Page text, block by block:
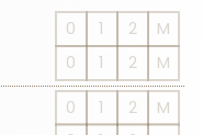
0 1 2
M
0
1 2 M
0 1 2
M